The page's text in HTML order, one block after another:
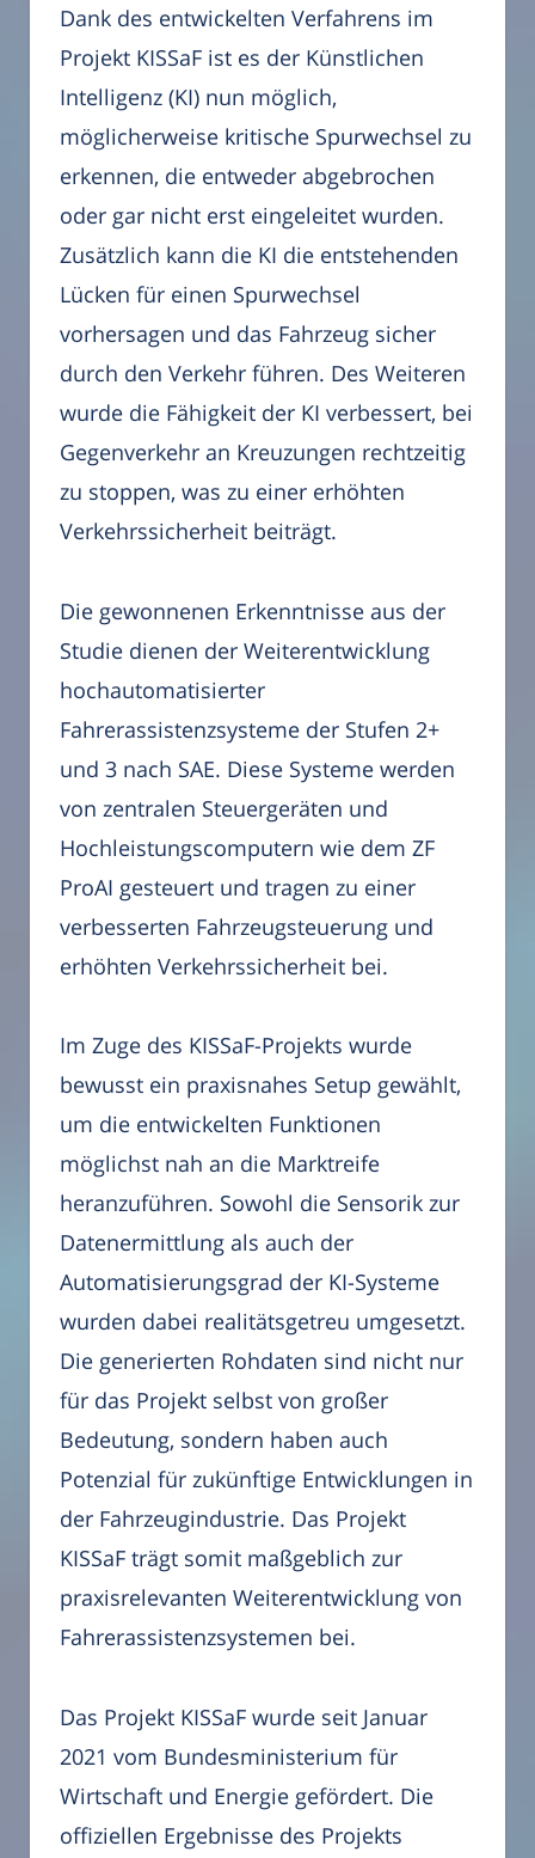
Dank des entwickelten Verfahrens im
Projekt KISSaF ist es der Künstlichen
Intelligenz (KI) nun möglich,
möglicherweise kritische Spurwechsel zu
erkennen, die entweder abgebrochen
oder gar nicht erst eingeleitet wurden.
Zusätzlich kann die KI die entstehenden
Lücken für einen Spurwechsel
vorhersagen und das Fahrzeug sicher
durch den Verkehr führen. Des Weiteren
wurde die Fähigkeit der KI verbessert, bei
Gegenverkehr an Kreuzungen rechtzeitig
zu stoppen, was zu einer erhöhten
Verkehrssicherheit beiträgt.
Die gewonnenen Erkenntnisse aus der
Studie dienen der Weiterentwicklung
hochautomatisierter
Fahrerassistenzsysteme der Stufen 2+
und 3 nach SAE. Diese Systeme werden
von zentralen Steuergeräten und
Hochleistungscomputern wie dem ZF
ProAI gesteuert und tragen zu einer
verbesserten Fahrzeugsteuerung und
erhöhten Verkehrssicherheit bei.
Im Zuge des KISSaF-Projekts wurde
bewusst ein praxisnahes Setup gewählt,
um die entwickelten Funktionen
möglichst nah an die Marktreife
heranzuführen. Sowohl die Sensorik zur
Datenermittlung als auch der
Automatisierungsgrad der KI-Systeme
wurden dabei realitätsgetreu umgesetzt.
Die generierten Rohdaten sind nicht nur
für das Projekt selbst von großer
Bedeutung, sondern haben auch
Potenzial für zukünftige Entwicklungen in
der Fahrzeugindustrie. Das Projekt
KISSaF trägt somit maßgeblich zur
praxisrelevanten Weiterentwicklung von
Fahrerassistenzsystemen bei.
Das Projekt KISSaF wurde seit Januar
2021 vom Bundesministerium für
Wirtschaft und Energie gefördert. Die
offiziellen Ergebnisse des Projekts